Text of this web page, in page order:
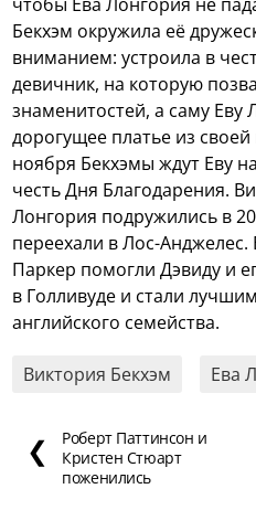
Бекхэм окружила её
вниманием: устроила в
девичник, на которую
знаменитостей, а саму
дорогущее платье из
ноября Бекхэмы ждут Еву
честь Дня Благодарения.
Лонгория подружились в
переехали в Лос-
Паркер помогли Дэвиду и
в Голливуде и стали
английского семейства.
Виктория Бекхэм Ева
❮
Роберт Паттинсон и
Кристен Стюарт
поженились